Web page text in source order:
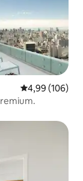
4,99 de uma
4,99 (106)